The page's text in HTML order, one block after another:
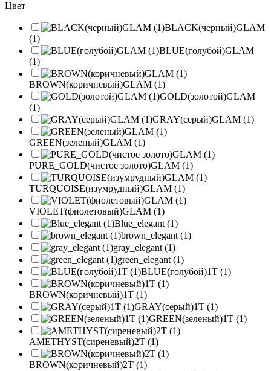
Цвет
BLACK(черный)GLAM
(1)
BLUE(голубой)GLAM
(1)
BROWN(коричневый)GLAM (1)
GOLD(золотой)GLAM
(1)
GRAY(серый)GLAM (1)
GREEN(зеленый)GLAM (1)
PURE_GOLD(чистое золото)GLAM (1)
TURQUOISE(изумрудный)GLAM (1)
VIOLET(фиолетовый)GLAM (1)
Blue_elegant (1)
brown_elegant (1)
gray_elegant (1)
green_elegant (1)
BLUE(голубой)1T (1)
BROWN(коричневый)1T (1)
GRAY(серый)1T (1)
GREEN(зеленый)1T (1)
AMETHYST(сиреневый)2T (1)
BROWN(коричневый)2T (1)